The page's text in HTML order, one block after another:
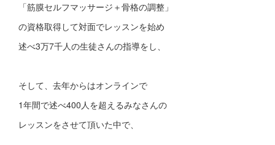
「筋膜セルフマッサージ＋骨格の調整」
の資格取得して対面でレッスンを始め
述べ3万7千人の生徒さんの指導をし、
そして、去年からはオンラインで
1年間で述べ400人を超えるみなさんの
レッスンをさせて頂いた中で、